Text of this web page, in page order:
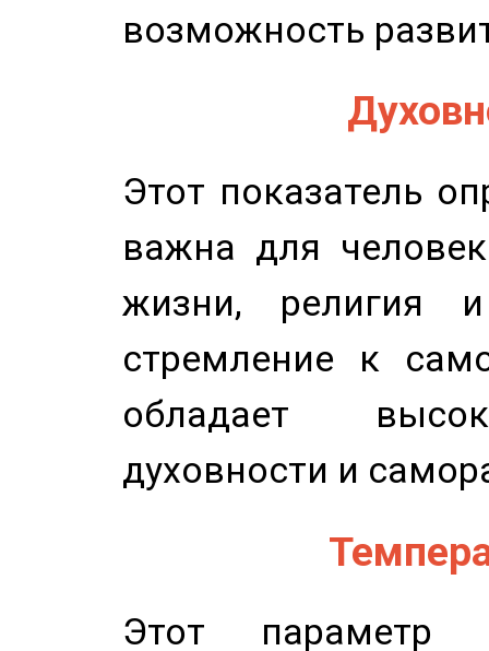
возможность
Этот показатель
важна для
жизни, религия
стремление к
обладает
духовности и
Этот параметр